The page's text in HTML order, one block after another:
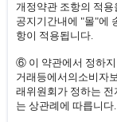
개정약관 조항의 적
공지기간내에 "몰"에
항이 적용됩니다.
⑥ 이 약관에서 정하
거래등에서의소비자
래위원회가 정하는
는 상관례에 따릅니다.